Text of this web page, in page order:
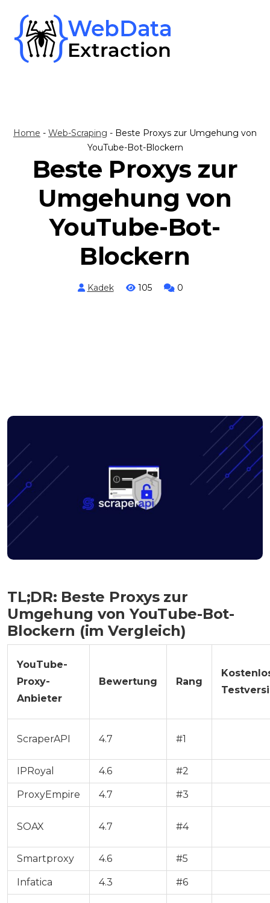
content
Home - Web-Scraping - Beste Proxys zur Umgehung von
YouTube-Bot-Blockern
Beste Proxys zur
Umgehung von
YouTube-Bot-
Blockern
Kadek 105 0
TL;DR: Beste Proxys zur
Umgehung von YouTube-Bot-
Blockern (im Vergleich)
YouTube-
Proxy-
Anbieter
Bewertung Rang
ScraperAPI 4.7 #1
IPRoyal 4.6 #2
ProxyEmpire 4.7 #3
SOAX 4.7 #4
Smartproxy 4.6 #5
Infatica 4.3 #6